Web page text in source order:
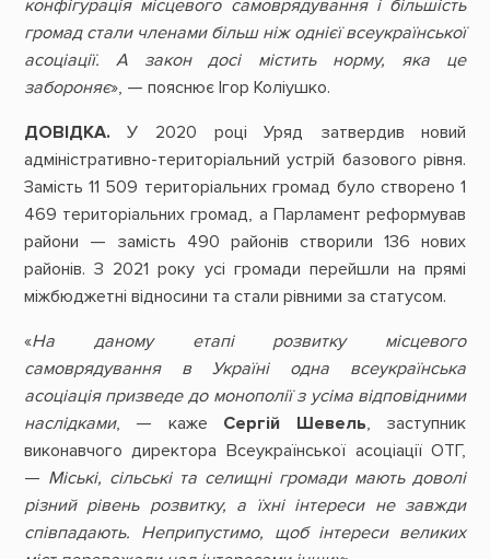
конфігурація місцевого самоврядування і більшість
громад стали членами більш ніж однієї всеукраїнської
асоціації. А закон досі містить норму, яка це
забороняє», — пояснює Ігор Коліушко.
ДОВІДКА. У 2020 році Уряд затвердив новий
адміністративно-територіальний устрій базового рівня.
Замість 11 509 територіальних громад було створено 1
469 територіальних громад, а Парламент реформував
райони — замість 490 районів створили 136 нових
районів. З 2021 року усі громади перейшли на прямі
міжбюджетні відносини та стали рівними за статусом.
«На даному етапі розвитку місцевого
самоврядування в Україні одна всеукраїнська
асоціація призведе до монополії з усіма відповідними
наслідками, — каже Сергій Шевель, заступник
виконавчого директора Всеукраїнської асоціації ОТГ,
— Міські, сільські та селищні громади мають доволі
різний рівень розвитку, а їхні інтереси не завжди
співпадають. Неприпустимо, щоб інтереси великих